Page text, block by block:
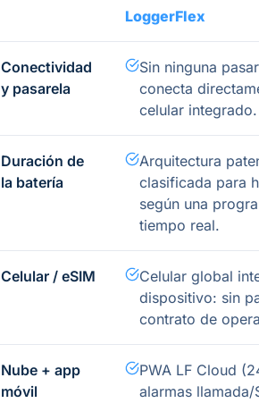
LoggerFlex
Conectividad
y pasarela
Sin ninguna
conecta
celular integrado.
Duración de
la batería
Arquitectura
clasificada para
según una
tiempo real.
Celular / eSIM
Celular global
dispositivo: sin
contrato de
Nube + app
móvil
PWA LF Cloud
alarmas